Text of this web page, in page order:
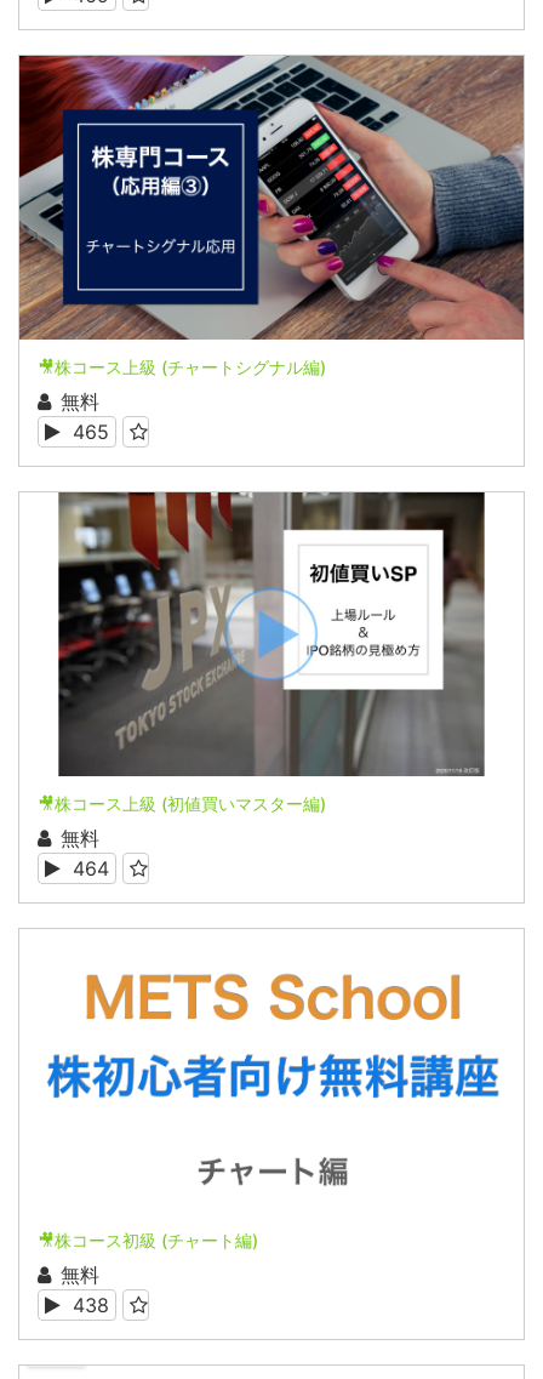
🎥株コース上級 (チャートシグナル編)
無料
465
🎥株コース上級 (初値買いマスター編)
無料
464
🎥株コース初級 (チャート編)
無料
438